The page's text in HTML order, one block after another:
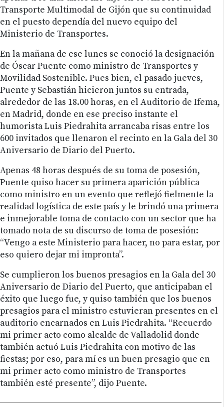
Transporte Multimodal de Gijón que su continuidad
en el puesto dependía del nuevo equipo del
Ministerio de Transportes.
En la mañana de ese lunes se conoció la designación
de Óscar Puente como ministro de Transportes y
Movilidad Sostenible. Pues bien, el pasado jueves,
Puente y Sebastián hicieron juntos su entrada,
alrededor de las 18.00 horas, en el Auditorio de Ifema,
en Madrid, donde en ese preciso instante el
humorista Luis Piedrahita arrancaba risas entre los
600 invitados que llenaron el recinto en la Gala del 30
Aniversario de Diario del Puerto.
Apenas 48 horas después de su toma de posesión,
Puente quiso hacer su primera aparición pública
como ministro en un evento que reflejó fielmente la
realidad logística de este país y le brindó una primera
e inmejorable toma de contacto con un sector que ha
tomado nota de su discurso de toma de posesión:
“Vengo a este Ministerio para hacer, no para estar, por
eso quiero dejar mi impronta”.
Se cumplieron los buenos presagios en la Gala del 30
Aniversario de Diario del Puerto, que anticipaban el
éxito que luego fue, y quiso también que los buenos
presagios para el ministro estuvieran presentes en el
auditorio encarnados en Luis Piedrahita. “Recuerdo
mi primer acto como alcalde de Valladolid donde
también actuó Luis Piedrahita con motivo de las
fiestas; por eso, para mí es un buen presagio que en
mi primer acto como ministro de Transportes
también esté presente”, dijo Puente.